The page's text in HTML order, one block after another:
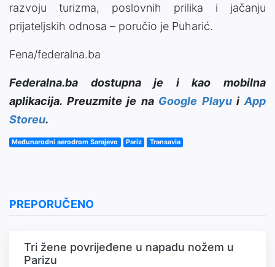
razvoju turizma, poslovnih prilika i jačanju
prijateljskih odnosa – poručio je Puharić.
Fena/federalna.ba
Federalna.ba dostupna je i kao mobilna
aplikacija. Preuzmite je na Google PlayuiApp
Storeu.
Međunarodni aerodrom Sarajevo Pariz Transavia
PREPORUČENO
Tri žene povrijeđene u napadu nožem u
Parizu